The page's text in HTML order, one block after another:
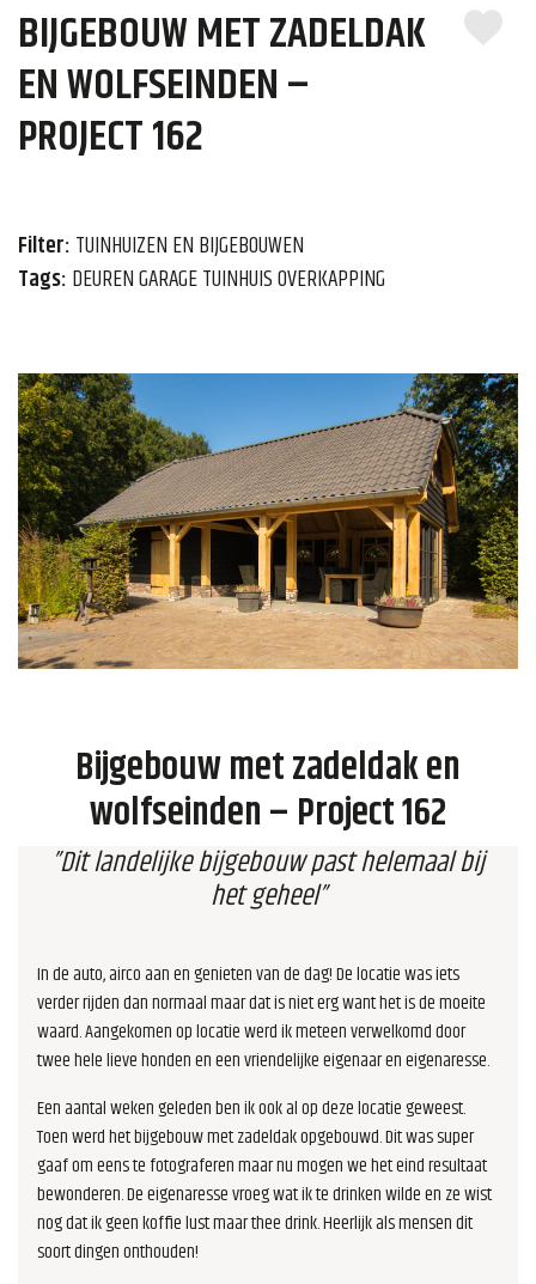
BIJGEBOUW MET ZADELDAK
EN WOLFSEINDEN –
PROJECT 162
Filter: TUINHUIZEN EN BIJGEBOUWEN
Tags: DEUREN GARAGE TUINHUIS OVERKAPPING
Bijgebouw met zadeldak en
wolfseinden – Project 162
”Dit landelijke bijgebouw past helemaal bij
het geheel”
In de auto, airco aan en genieten van de dag! De locatie was iets
verder rijden dan normaal maar dat is niet erg want het is de moeite
waard. Aangekomen op locatie werd ik meteen verwelkomd door
twee hele lieve honden en een vriendelijke eigenaar en eigenaresse.
Een aantal weken geleden ben ik ook al op deze locatie geweest.
Toen werd het bijgebouw met zadeldak opgebouwd. Dit was super
gaaf om eens te fotograferen maar nu mogen we het eind resultaat
bewonderen. De eigenaresse vroeg wat ik te drinken wilde en ze wist
nog dat ik geen koffie lust maar thee drink. Heerlijk als mensen dit
soort dingen onthouden!